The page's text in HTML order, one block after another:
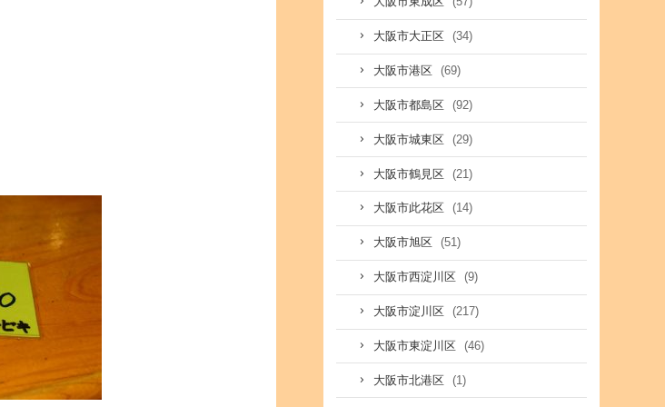
大阪市大正区 (34)
大阪市港区 (69)
大阪市都島区 (92)
大阪市城東区 (29)
大阪市鶴見区 (21)
大阪市此花区 (14)
大阪市旭区 (51)
大阪市西淀川区 (9)
大阪市淀川区 (217)
大阪市東淀川区 (46)
大阪市北港区 (1)